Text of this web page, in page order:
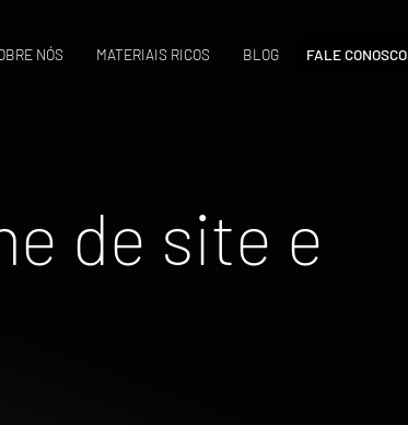
NÓS MATERIAIS RICOS BLOG FALE CONOSCO
de site e